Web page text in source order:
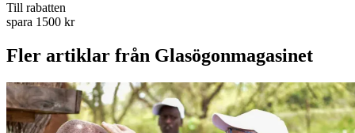
Till rabatten
spara 1500 kr
Fler artiklar från Glasögonmagasinet